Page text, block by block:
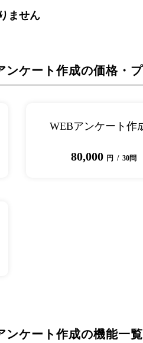
ません
ケート作成の価格・
WEBアンケート作
80,000 円 / 30問
ンケート作成の機能一覧